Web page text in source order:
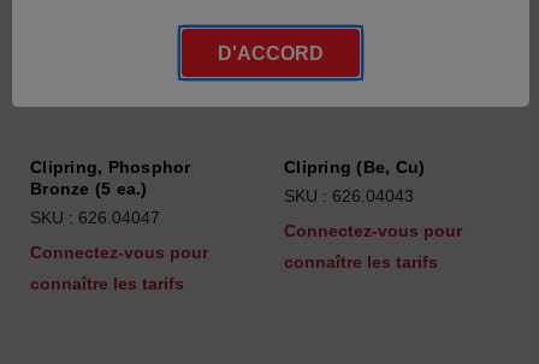
Clipring, Phosphor
Bronze (5 ea.)
SKU : 626.04047
Connectez-vous pour
connaître les tarifs
Clipring (Be, Cu)
SKU : 626.04043
Connectez-vous pour
connaître les tarifs
D'ACCORD